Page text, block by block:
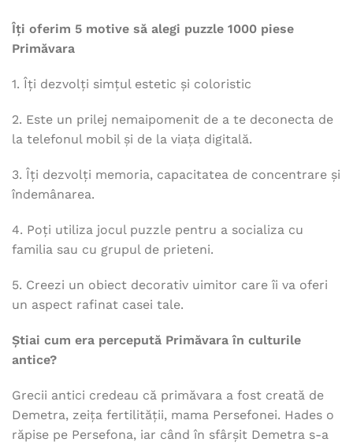
Îți oferim 5 motive să alegi puzzle 1000 piese
Primăvara
1. Îți dezvolți simțul estetic și coloristic
2. Este un prilej nemaipomenit de a te deconecta de
la telefonul mobil și de la viața digitală.
3. Îți dezvolți memoria, capacitatea de concentrare și
îndemânarea.
4. Poți utiliza jocul puzzle pentru a socializa cu
familia sau cu grupul de prieteni.
5. Creezi un obiect decorativ uimitor care îi va oferi
un aspect rafinat casei tale.
Știai cum era percepută Primăvara în culturile
antice?
Grecii antici credeau că primăvara a fost creată de
Demetra, zeița fertilității, mama Persefonei. Hades o
răpise pe Persefona, iar când în sfârșit Demetra s-a